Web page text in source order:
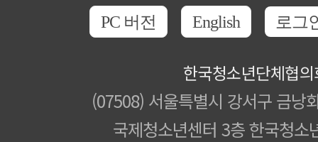
PC 버전 English 로그
한국청소년단체협
(07508) 서울특별시 강서구 금낭
국제청소년센터 3층 한국청소